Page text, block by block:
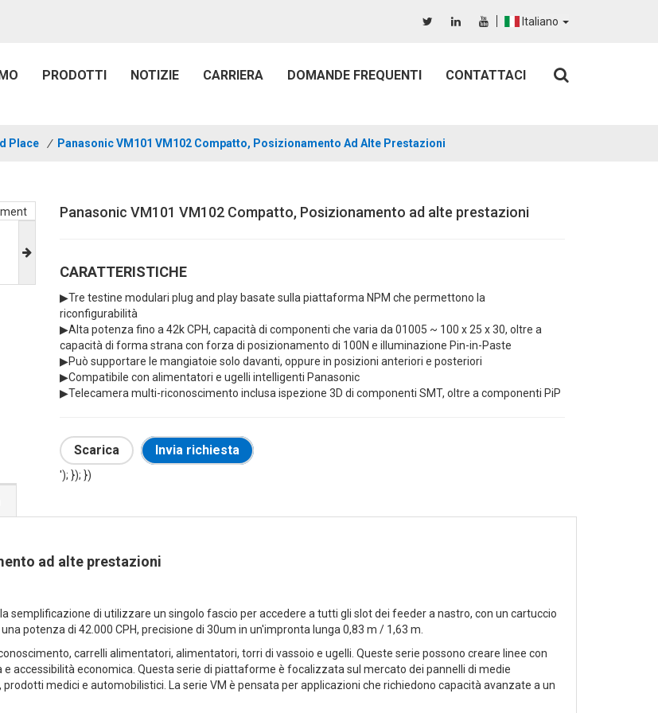
Italiano
PRODOTTI NOTIZIE CARRIERA DOMANDE FREQUENTI CONTATTACI
Place / Panasonic VM101 VM102 Compatto, Posizionamento Ad Alte Prestazioni
Panasonic VM101 VM102 Compatto, Posizionamento ad alte prestazioni
CARATTERISTICHE
▶Tre testine modulari plug and play basate sulla piattaforma NPM che permettono la
riconfigurabilità
▶Alta potenza fino a 42k CPH, capacità di componenti che varia da 01005 ~ 100 x 25 x 30, oltre a
capacità di forma strana con forza di posizionamento di 100N e illuminazione Pin-in-Paste
▶Può supportare le mangiatoie solo davanti, oppure in posizioni anteriori e posteriori
▶Compatibile con alimentatori e ugelli intelligenti Panasonic
▶Telecamera multi-riconoscimento inclusa ispezione 3D di componenti SMT, oltre a componenti PiP
Scarica Invia richiesta
'); }); })
ad alte prestazioni
semplificazione di utilizzare un singolo fascio per accedere a tutti gli slot dei feeder a nastro, con un cartuccio
potenza di 42.000 CPH, precisione di 30um in un'impronta lunga 0,83 m / 1,63 m.
carrelli alimentatori, alimentatori, torri di vassoio e ugelli. Queste serie possono creare linee con
accessibilità economica. Questa serie di piattaforme è focalizzata sul mercato dei pannelli di medie
medici e automobilistici. La serie VM è pensata per applicazioni che richiedono capacità avanzate a un